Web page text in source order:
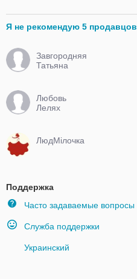
Я не рекомендую 5 продавцов
Завгородняя
Татьяна
Любовь
Лелях
ЛюдМілочка
Поддержка
Часто задаваемые вопросы
Служба поддержки
Украинский